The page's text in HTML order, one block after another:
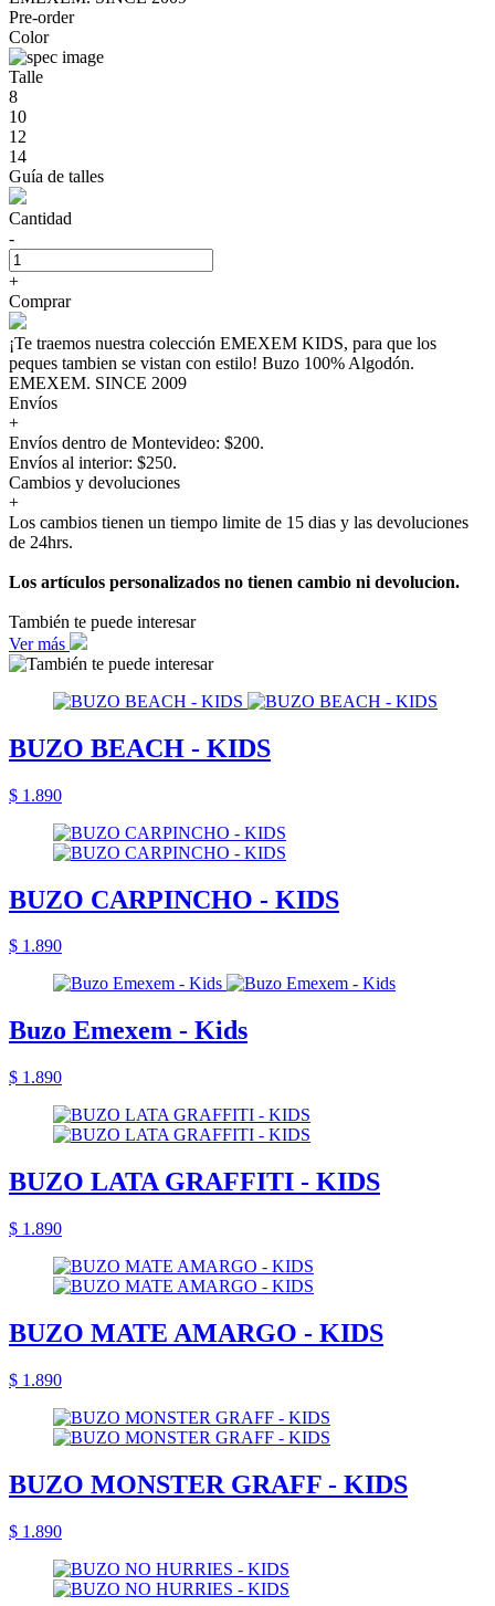
Pre-order
Color
Talle
8
10
12
14
Guía de talles
Cantidad
-
+
Comprar
¡Te traemos nuestra colección EMEXEM KIDS, para que los
peques tambien se vistan con estilo! Buzo 100% Algodón.
EMEXEM. SINCE 2009
Envíos
+
Envíos dentro de Montevideo: $200.
Envíos al interior: $250.
Cambios y devoluciones
+
Los cambios tienen un tiempo limite de 15 dias y las devoluciones
de 24hrs.
Los artículos personalizados no tienen cambio ni devolucion.
También te puede interesar
Ver más
BUZO BEACH - KIDS
$ 1.890
BUZO CARPINCHO - KIDS
$ 1.890
Buzo Emexem - Kids
$ 1.890
BUZO LATA GRAFFITI - KIDS
$ 1.890
BUZO MATE AMARGO - KIDS
$ 1.890
BUZO MONSTER GRAFF - KIDS
$ 1.890